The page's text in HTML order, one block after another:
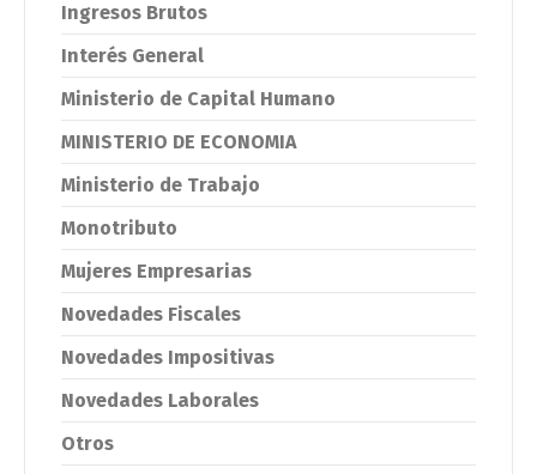
Ingresos Brutos
Interés General
Ministerio de Capital Humano
MINISTERIO DE ECONOMIA
Ministerio de Trabajo
Monotributo
Mujeres Empresarias
Novedades Fiscales
Novedades Impositivas
Novedades Laborales
Otros